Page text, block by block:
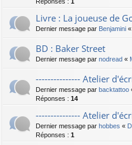
Livre : La joueuse de
Dernier message par Benjamini «
BD : Baker Street
Dernier message par nodread «
--------------- Atelier
Dernier message par backtattoo
Réponses : 14
--------------- Atelier
Dernier message par hobbes «
Réponses : 1